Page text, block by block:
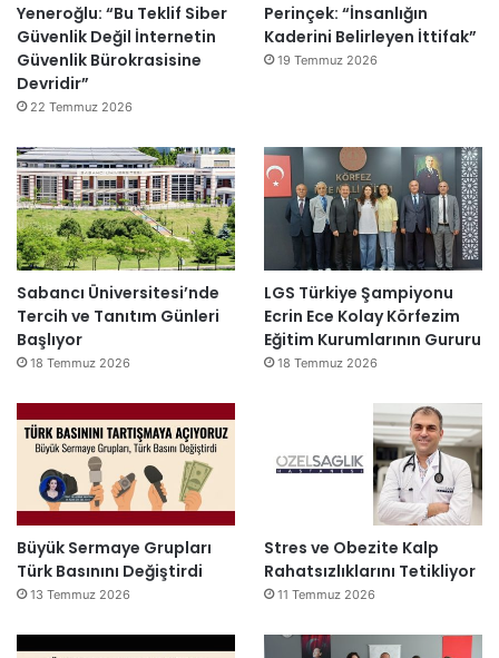
Yeneroğlu: “Bu Teklif Siber
Güvenlik Değil İnternetin
Güvenlik Bürokrasisine
Devridir”
22 Temmuz 2026
Perinçek: “İnsanlığın
Kaderini Belirleyen İttifak”
19 Temmuz 2026
Sabancı Üniversitesi’nde
Tercih ve Tanıtım Günleri
Başlıyor
18 Temmuz 2026
LGS Türkiye Şampiyonu
Ecrin Ece Kolay Körfezim
Eğitim Kurumlarının Gururu
18 Temmuz 2026
Büyük Sermaye Grupları
Türk Basınını Değiştirdi
13 Temmuz 2026
Stres ve Obezite Kalp
Rahatsızlıklarını Tetikliyor
11 Temmuz 2026